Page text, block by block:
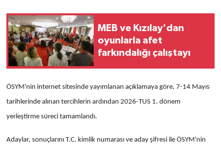
MEB ve Kızılay'dan
oyunlarla afet
farkındalığı çalıştayı
ÖSYM'nin internet sitesinde yayımlanan açıklamaya göre, 7-14 Mayıs
tarihlerinde alınan tercihlerin ardından 2026-TUS 1. dönem
yerleştirme süreci tamamlandı.
Adaylar, sonuçlarını T.C. kimlik numarası ve aday şifresi ile ÖSYM'nin